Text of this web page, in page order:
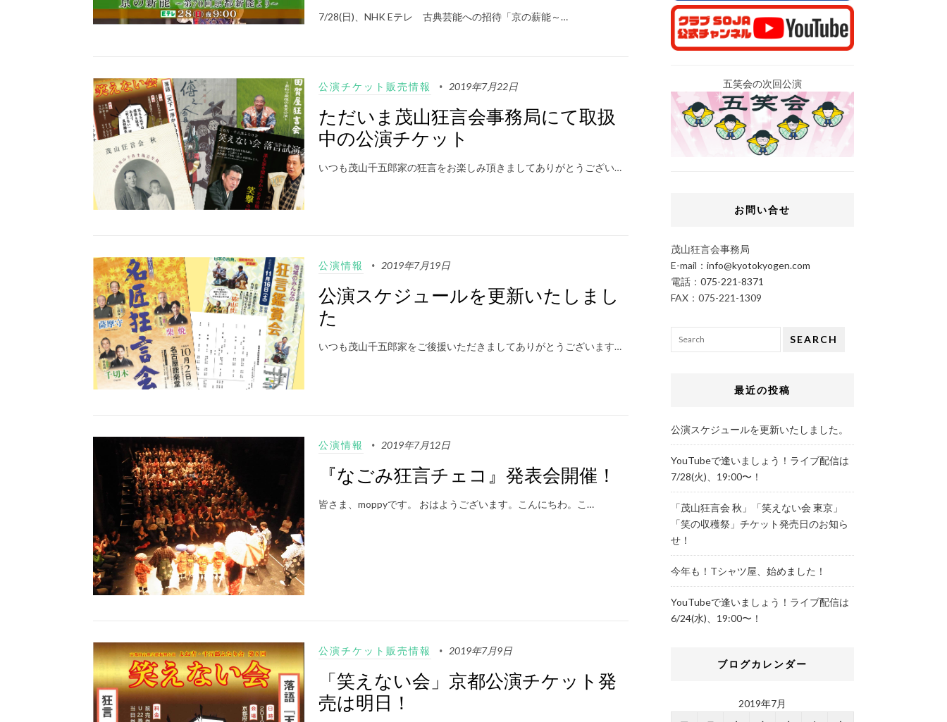
7/28(日)、NHK Eテレ 古典芸能への招待「京の薪能～…
公演チケット販売情報 2019年7月22日
ただいま茂山狂言会事務局にて取扱
中の公演チケット
いつも茂山千五郎家の狂言をお楽しみ頂きましてありがとうござい…
公演情報 2019年7月19日
公演スケジュールを更新いたしまし
た
いつも茂山千五郎家をご後援いただきましてありがとうございます…
公演情報 2019年7月12日
『なごみ狂言チェコ』発表会開催！
皆さま、moppyです。 おはようございます。こんにちわ。こ…
公演チケット販売情報 2019年7月9日
「笑えない会」京都公演チケット発
売は明日！
五笑会の次回公演
お問い合せ
茂山狂言会事務局
E-mail： info@kyotokyogen.com
電話： 075-221-8371
FAX：075-221-1309
SEARCH
最近の投稿
公演スケジュールを更新いたしました。
YouTubeで逢いましょう！ライブ配信は
7/28(火)、19:00〜！
「茂山狂言会 秋」「笑えない会 東京」
「笑の収穫祭」チケット発売日のお知ら
せ！
今年も！Tシャツ屋、始めました！
YouTubeで逢いましょう！ライブ配信は
6/24(水)、19:00〜！
ブログカレンダー
2019年7月